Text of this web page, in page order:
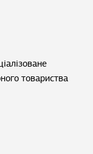
товариства